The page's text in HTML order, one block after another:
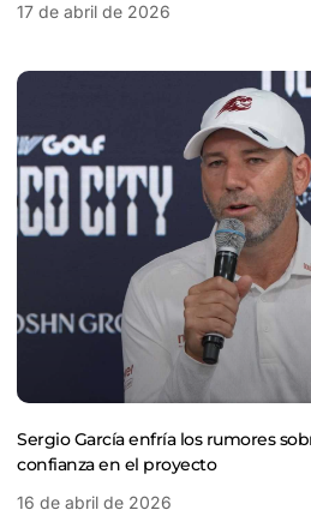
17 de abril de 2026
Sergio García enfría los rumores
confianza en el proyecto
16 de abril de 2026